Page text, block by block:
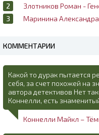
Злотников Роман -
Маринина Александра -
КОММЕНТАРИИ
Какой то дурак пытается
себя, за счет похожей на
автора детективов Нет
Коннелли, есть
Коннелли Майкл –